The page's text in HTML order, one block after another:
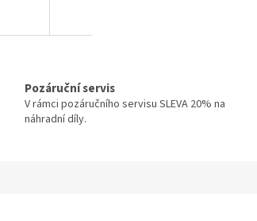
Pozáruční servis
V rámci pozáručního servisu SLEVA 20% na
náhradní díly.